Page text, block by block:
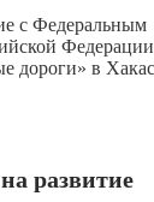
с Федеральным
дороги» в
развитие